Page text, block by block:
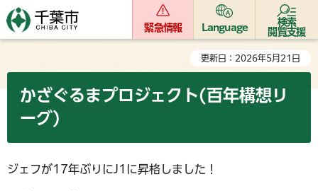
緊急情報 Language
検索
閲覧支援
更新日：2026年5月21日
かざぐるまプロジェクト(百年構想リ
ーグ)
ジェフが17年ぶりにJ1に昇格しました！